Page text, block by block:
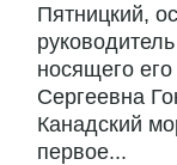
Пятницкий,
носящего
Сергеевна
Канадский
первое...